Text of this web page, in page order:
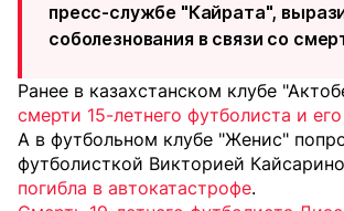
пресс-службе "Кайрата",
соболезнования в связи со
Ранее в казахстанском клубе
смерти 15-летнего футболиста и
А в футбольном клубе "Женис"
футболисткой Викторией
погибла в автокатастрофе.